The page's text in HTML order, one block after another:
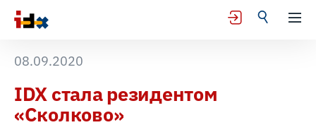
08.09.2020
IDX стала резидентом
«Сколково»